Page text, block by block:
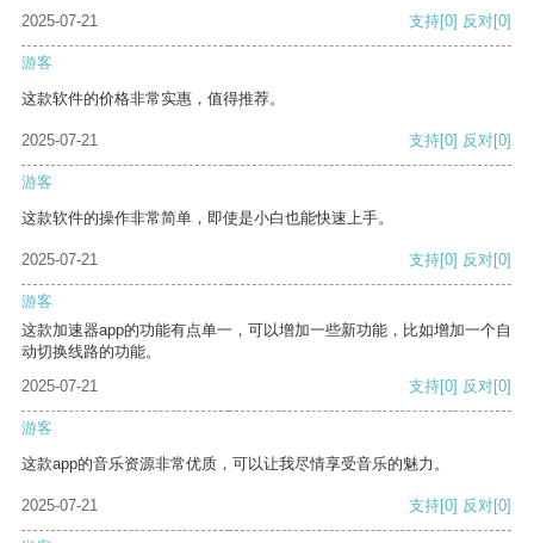
2025-07-21 支持[0] 反对[0]
游客
这款软件的价格非常实惠，值得推荐。
2025-07-21 支持[0] 反对[0]
游客
这款软件的操作非常简单，即使是小白也能快速上手。
2025-07-21 支持[0] 反对[0]
游客
这款加速器app的功能有点单一，可以增加一些新功能，比如增加一个自
动切换线路的功能。
2025-07-21
支持[0] 反对[0]
游客
这款app的音乐资源非常优质，可以让我尽情享受音乐的魅力。
2025-07-21 支持[0] 反对[0]